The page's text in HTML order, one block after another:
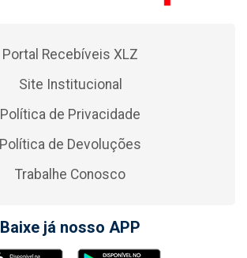
Portal Recebíveis XLZ
Site Institucional
Política de Privacidade
Política de Devoluções
Trabalhe Conosco
Baixe já nosso APP